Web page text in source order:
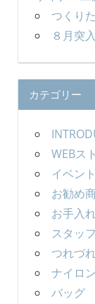
つくり
８月突
カテゴリー
WEBス
イベント
お勧め
お手入
スタッ
つれづ
ナイロ
バッグ